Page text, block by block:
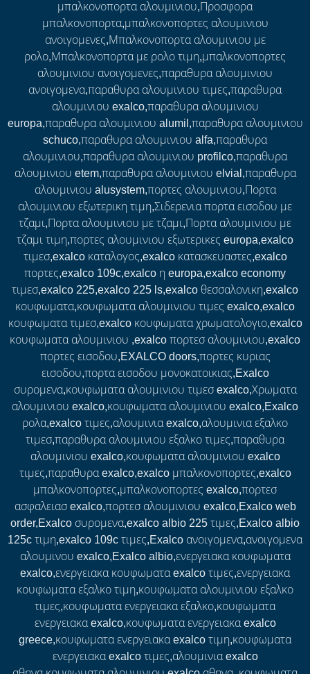
μπαλκονοπορτα αλουμινιου,Προσφορα
μπαλκονοπορτα,μπαλκονοπορτες αλουμινιου
ανοιγομενες,Μπαλκονοπορτα αλουμινιου με
ρολο,Μπαλκονοπορτα με ρολο τιμη,μπαλκονοπορτες
αλουμινιου ανοιγομενες,παραθυρα αλουμινιου
ανοιγομενα,παραθυρα αλουμινιου τιμες,παραθυρα
αλουμινιου exalco,παραθυρα αλουμινιου
europa,παραθυρα αλουμινιου alumil,παραθυρα αλουμινιου
schuco,παραθυρα αλουμινιου alfa,παραθυρα
αλουμινιου,παραθυρα αλουμινιου profilco,παραθυρα
αλουμινιου etem,παραθυρα αλουμινιου elvial,παραθυρα
αλουμινιου alusystem,πορτες αλουμινιου,Πορτα
αλουμινιου εξωτερικη τιμη,Σιδερενια πορτα εισοδου με
τζαμι,Πορτα αλουμινιου με τζαμι,Πορτα αλουμινιου με
τζαμι τιμη,πορτες αλουμινιου εξωτερικες europa,exalco
τιμεσ,exalco καταλογος,exalco κατασκευαστες,exalco
πορτες,exalco 109c,exalco η europa,exalco economy
τιμεσ,exalco 225,exalco 225 ls,exalco θεσσαλονικη,exalco
κουφωματα,κουφωματα αλουμινιου τιμες exalco,exalco
κουφωματα τιμεσ,exalco κουφωματα χρωματολογιο,exalco
κουφωματα αλουμινιου ,exalco πορτεσ αλουμινιου,exalco
πορτες εισοδου,EXALCO doors,πορτες κυριας
εισοδου,πορτα εισοδου μονοκατοικιας,Exalco
συρομενα,κουφωματα αλουμινιου τιμεσ exalco,Χρωματα
αλουμινιου exalco,κουφωματα αλουμινιου exalco,Exalco
ρολα,exalco τιμες,αλουμινια exalco,αλουμινια εξαλκο
τιμεσ,παραθυρα αλουμινιου εξαλκο τιμες,παραθυρα
αλουμινιου exalco,κουφωματα αλουμινιου exalco
τιμες,παραθυρα exalco,exalco μπαλκονοπορτες,exalco
μπαλκονοπορτες,μπαλκονοπορτες exalco,πορτεσ
ασφαλειασ exalco,πορτεσ αλουμινιου exalco,Exalco web
order,Exalco συρομενα,exalco albio 225 τιμες,Exalco albio
125c τιμη,exalco 109c τιμες,Exalco ανοιγομενα,ανοιγομενα
αλουμινου exalco,Exalco albio,ενεργειακα κουφωματα
exalco,ενεργειακα κουφωματα exalco τιμες,ενεργειακα
κουφωματα εξαλκο τιμη,κουφωματα αλουμινιου εξαλκο
τιμες,κουφωματα ενεργειακα εξαλκο,κουφωματα
ενεργειακα exalco,κουφωματα ενεργειακα exalco
greece,κουφωματα ενεργειακα exalco τιμη,κουφωματα
ενεργειακα exalco τιμες,αλουμινια exalco